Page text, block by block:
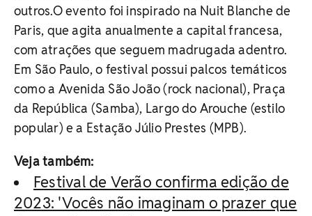
outros.O evento foi inspirado na Nuit Blanche de
Paris, que agita anualmente a capital francesa,
com atrações que seguem madrugada adentro.
Em São Paulo, o festival possui palcos temáticos
como a Avenida São João (rock nacional), Praça
da República (Samba), Largo do Arouche (estilo
popular) e a Estação Júlio Prestes (MPB).
Veja também:
Festival de Verão confirma edição de
2023: 'Vocês não imaginam o prazer que